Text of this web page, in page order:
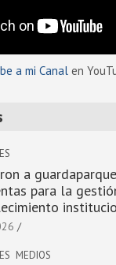
a mi Canalen
a
para la
MEDIOS